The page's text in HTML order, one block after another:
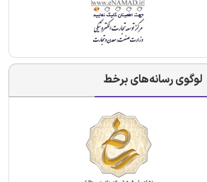
لوگوی رسانه‌های برخط